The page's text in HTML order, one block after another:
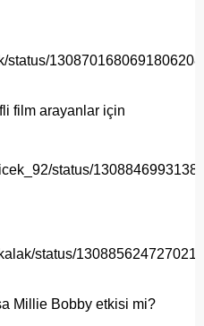
status/
film arayanlar için
status/
status/
Millie Bobby etkisi mi?